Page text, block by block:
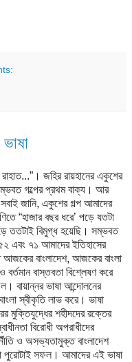
জহির রায়হানের একুশের
গল্পের প্রথম বাক্য। আর
জানি, একুশের গল্প আমাদের
“হাজার বছর ধরে’ পড়ে যতটা
ততটাই বিমুগ্ধ হয়েছি। সম্ভবত
এবং ৭১ আমাদের ইতিহাসের
আজকের বাংলাদেশ, আজকের বাংলা
বর্তমান বাস্তবতা বিশ্লেষণ করে
বায়ান্নর ভাষা আন্দোলনের
স্বীকৃতি লাভ করে। ভাষা
মুক্তিযুদ্ধের শহীদদের রক্তের
বিরোধী অপরাধীদের
ও অসভ্যতামুক্ত বাংলাদেশ
পুরোটাই সফল। আমাদের এই ভাষা